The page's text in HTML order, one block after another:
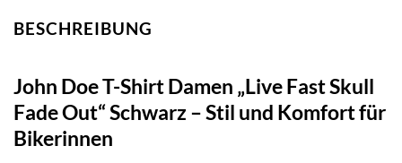
BESCHREIBUNG
John Doe T-Shirt Damen „Live Fast Skull
Fade Out“ Schwarz – Stil und Komfort für
Bikerinnen